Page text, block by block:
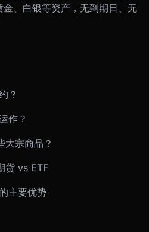
、白银等资产，无到期日、无
？
作？
大宗商品？
货 vs ETF
主要优势